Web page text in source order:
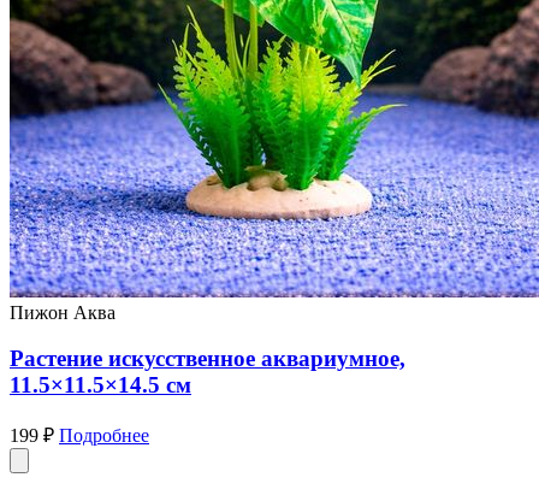
Пижон Аква
Растение искусственное аквариумное,
11.5×11.5×14.5 см
199 ₽ Подробнее